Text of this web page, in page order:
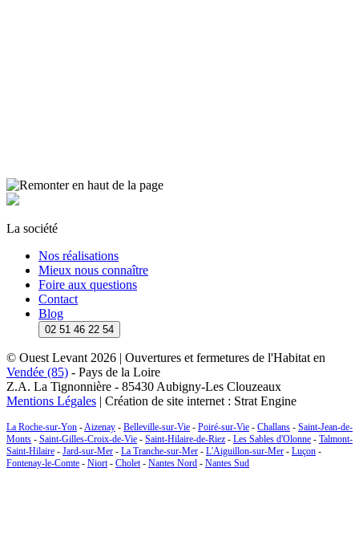
La société
Nos réalisations
Mieux nous connaître
Foire aux questions
Contact
Blog
02 51 46 22 54
© Ouest Levant 2026 | Ouvertures et fermetures de l'Habitat en
Vendée (85) - Pays de la Loire
Z.A. La Tignonnière - 85430 Aubigny-Les Clouzeaux
Mentions Légales | Création de site internet : Strat Engine
La Roche-sur-Yon -Aizenay - Belleville-sur-Vie - Poiré-sur-Vie - Challans - Saint-Jean-de-
Monts - Saint-Gilles-Croix-de-Vie - Saint-Hilaire-de-Riez - Les Sables d'Olonne - Talmont-
Saint-Hilaire - Jard-sur-Mer - La Tranche-sur-Mer - L'Aiguillon-sur-Mer - Luçon -
Fontenay-le-Comte - Niort- Cholet- Nantes Nord - Nantes Sud